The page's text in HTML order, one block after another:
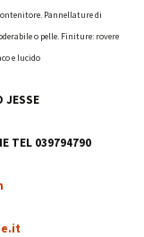
Pannellature di
o pelle. Finiture: rovere
e lucido
JESSE
TEL 039794790